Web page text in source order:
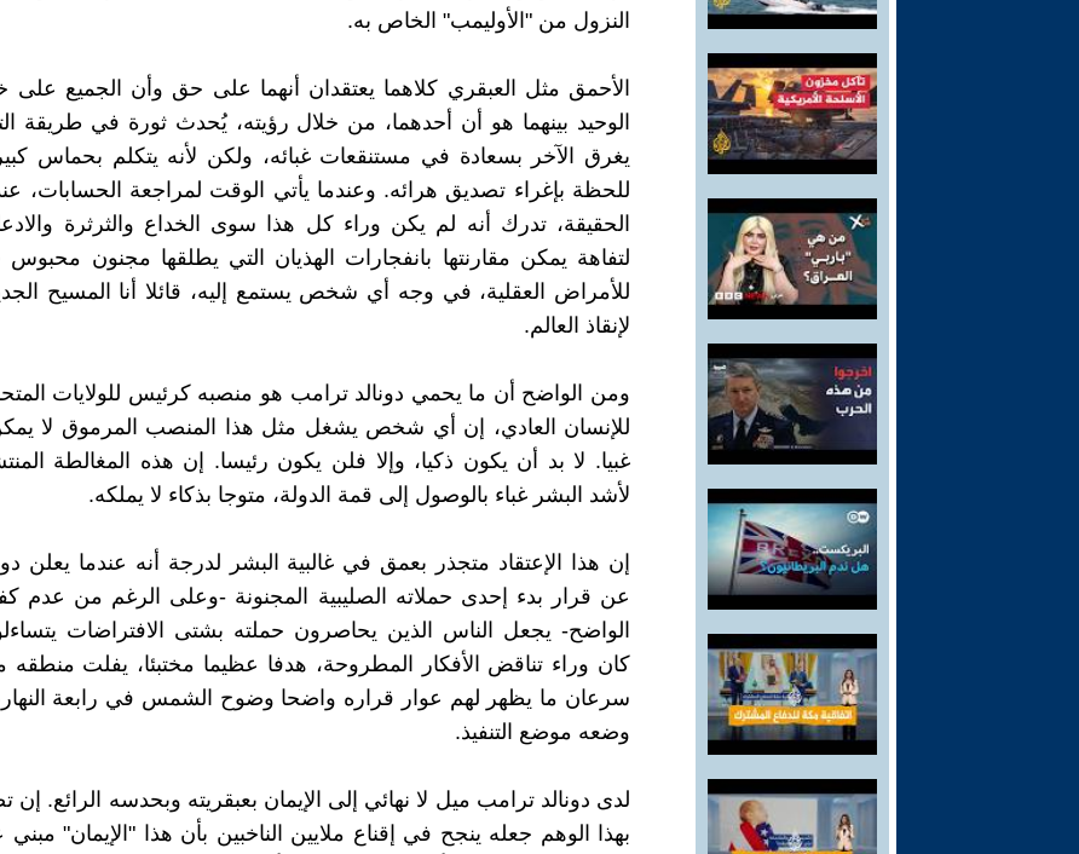
النزول من "الأوليمب" الخاص به.
الأحمق مثل العبقري كلاهما يعتقدان أنهما على حق وأن الجميع على
الوحيد بينهما هو أن أحدهما، من خلال رؤيته، يُحدث ثورة في طريقة
يغرق الآخر بسعادة في مستنقعات غبائه، ولكن لأنه يتكلم بحماس
للحظة بإغراء تصديق هرائه. وعندما يأتي الوقت لمراجعة الحسابات،
الحقيقة، تدرك أنه لم يكن وراء كل هذا سوى الخداع والثرثرة
لتفاهة يمكن مقارنتها بانفجارات الهذيان التي يطلقها مجنون
للأمراض العقلية، في وجه أي شخص يستمع إليه، قائلا أنا المسيح
لإنقاذ العالم.
ومن الواضح أن ما يحمي دونالد ترامب هو منصبه كرئيس للولايات
للإنسان العادي، إن أي شخص يشغل مثل هذا المنصب المرموق لا
غبيا. لا بد أن يكون ذكيا، وإلا فلن يكون رئيسا. إن هذه المغالطة
لأشد البشر غباء بالوصول إلى قمة الدولة، متوجا بذكاء لا يملكه.
إن هذا الإعتقاد متجذر بعمق في غالبية البشر لدرجة أنه عندما يعلن
عن قرار بدء إحدى حملاته الصليبية المجنونة -وعلى الرغم من عدم
الواضح- يجعل الناس الذين يحاصرون حملته بشتى الافتراضات
كان وراء تناقض الأفكار المطروحة، هدفا عظيما مختبئا، يفلت منطقه
سرعان ما يظهر لهم عوار قراره واضحا وضوح الشمس في رابعة
وضعه موضع التنفيذ.
لدى دونالد ترامب ميل لا نهائي إلى الإيمان بعبقريته وبحدسه الرائع. إن
بهذا الوهم جعله ينجح في إقناع ملايين الناخبين بأن هذا "الإيمان"